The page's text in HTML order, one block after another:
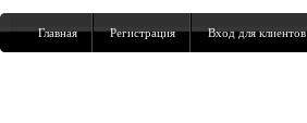
Главная Регистрация Вход для клиентов